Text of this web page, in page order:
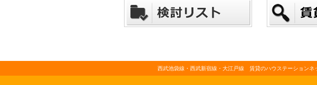
西武池袋線・西武新宿線・大江戸線 賃貸のハウステーションネ